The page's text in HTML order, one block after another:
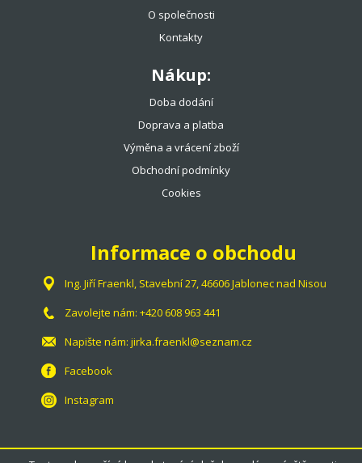
O společnosti
Kontakty
Nákup:
Doba dodání
Doprava a platba
Výměna a vrácení zboží
Obchodní podmínky
Cookies
Informace o obchodu
Ing. Jiří Fraenkl, Stavební 27, 46606 Jablonec nad Nisou
Zavolejte nám: +420 608 963 441
Napište nám: jirka.fraenkl@seznam.cz
Facebook
Instagram